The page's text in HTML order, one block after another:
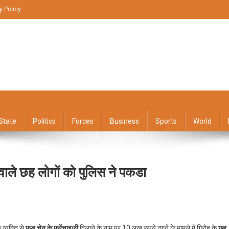
Policy
Politics Forces Business Sports World
छह लोगों को पुलिस ने पकडा